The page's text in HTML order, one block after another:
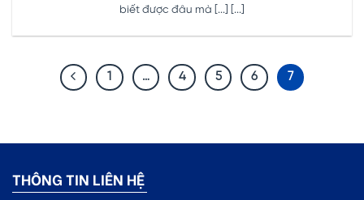
biết được đâu mà [...] [...]
1 … 4 5 6 7
THÔNG TIN LIÊN HỆ